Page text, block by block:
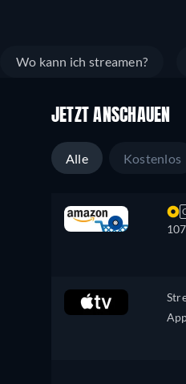
Wo kann ich streamen?
JETZT ANSCHAUEN
Alle Kostenlos